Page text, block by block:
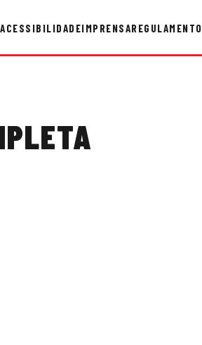
ACESSIBILIDADEIMPRENSAREGULAMENTO